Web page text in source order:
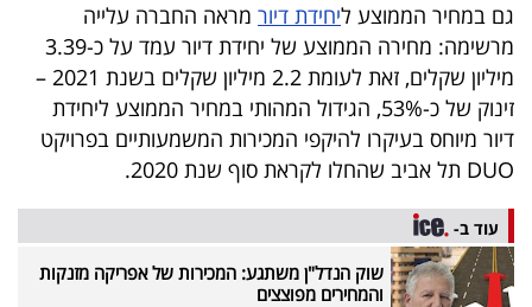
המילון
הכלכלי
פודקאסט
40
UNDER
40
גם במחיר הממוצע ליחידת דיור מראה החברה עלייה
מרשימה: מחירה הממוצע של יחידת דיור עמד על כ-3.39
מיליון שקלים, זאת לעומת 2.2 מיליון שקלים בשנת 2021 –
זינוק של כ-53%, הגידול המהותי במחיר הממוצע ליחידת
דיור מיוחס בעיקרו להיקפי המכירות המשמעותיים בפרויקט
DUO תל אביב שהחלו לקראת סוף שנת 2020.
עוד ב-
שוק הנדל"ן משתגע: המכירות של אפריקה מזנקות
והמחירים מפוצצים